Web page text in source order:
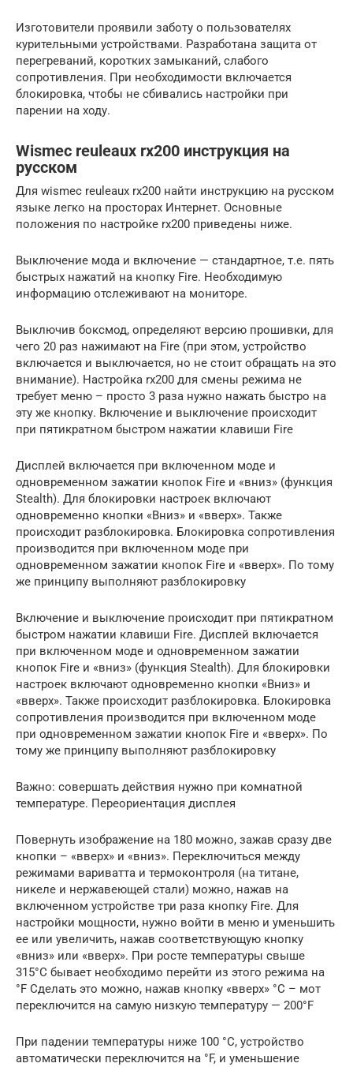
Изготовители проявили заботу о пользователях
курительными устройствами. Разработана защита от
перегреваний, коротких замыканий, слабого
сопротивления. При необходимости включается
блокировка, чтобы не сбивались настройки при
парении на ходу.
Wismec reuleaux rx200 инструкция на
русском
Для wismec reuleaux rx200 найти инструкцию на русском
языке легко на просторах Интернет. Основные
положения по настройке rx200 приведены ниже.
Выключение мода и включение — стандартное, т.е. пять
быстрых нажатий на кнопку Fire. Необходимую
информацию отслеживают на мониторе.
Выключив боксмод, определяют версию прошивки, для
чего 20 раз нажимают на Fire (при этом, устройство
включается и выключается, но не стоит обращать на это
внимание). Настройка rx200 для смены режима не
требует меню – просто 3 раза нужно нажать быстро на
эту же кнопку. Включение и выключение происходит
при пятикратном быстром нажатии клавиши Fire
Дисплей включается при включенном моде и
одновременном зажатии кнопок Fire и «вниз» (функция
Stealth). Для блокировки настроек включают
одновременно кнопки «Вниз» и «вверх». Также
происходит разблокировка. Блокировка сопротивления
производится при включенном моде при
одновременном зажатии кнопок Fire и «вверх». По тому
же принципу выполняют разблокировку
Включение и выключение происходит при пятикратном
быстром нажатии клавиши Fire. Дисплей включается
при включенном моде и одновременном зажатии
кнопок Fire и «вниз» (функция Stealth). Для блокировки
настроек включают одновременно кнопки «Вниз» и
«вверх». Также происходит разблокировка. Блокировка
сопротивления производится при включенном моде
при одновременном зажатии кнопок Fire и «вверх». По
тому же принципу выполняют разблокировку
Важно: совершать действия нужно при комнатной
температуре. Переориентация дисплея
Повернуть изображение на 180 можно, зажав сразу две
кнопки – «вверх» и «вниз». Переключиться между
режимами вариватта и термоконтроля (на титане,
никеле и нержавеющей стали) можно, нажав на
включенном устройстве три раза кнопку Fire. Для
настройки мощности, нужно войти в меню и уменьшить
ее или увеличить, нажав соответствующую кнопку
«вниз» или «вверх». При росте температуры свыше
315°С бывает необходимо перейти из этого режима на
°F Сделать это можно, нажав кнопку «вверх» °С – мот
переключится на самую низкую температуру — 200°F
При падении температуры ниже 100 °С, устройство
автоматически переключится на °F, и уменьшение